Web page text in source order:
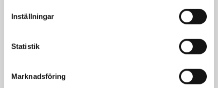
Inställningar
Statistik
Marknadsföring